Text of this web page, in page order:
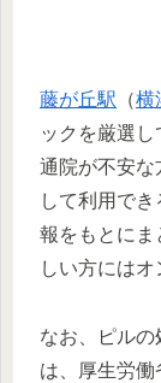
藤が丘駅 （横
ックを厳選し
通院が不安な
して利用で
報をもとにま
しい方にはオ
なお、ピルの
は、厚生労働